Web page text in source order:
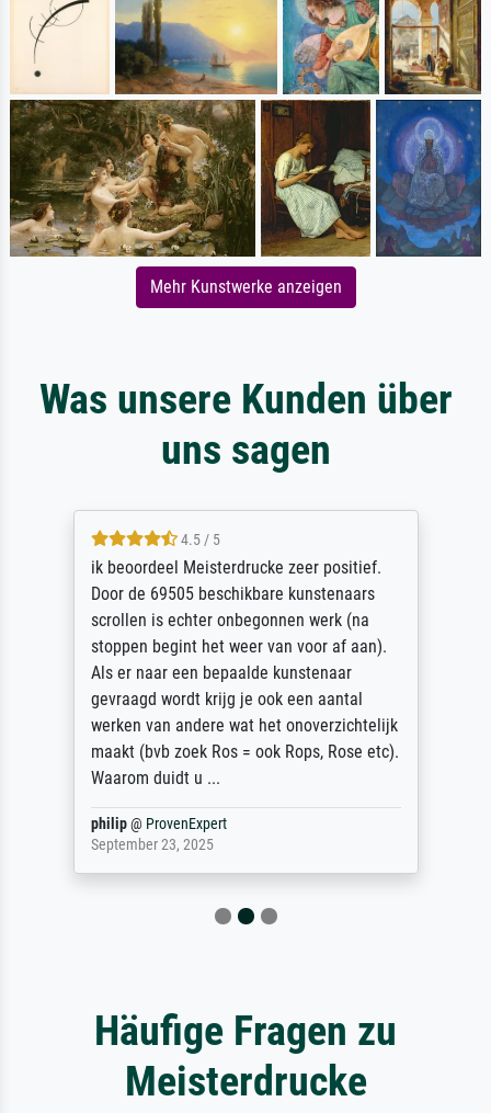
Mehr Kunstwerke anzeigen
Was unsere Kunden über
uns sagen
4.5 / 5
ik beoordeel Meisterdrucke zeer positief.
Door de 69505 beschikbare kunstenaars
scrollen is echter onbegonnen werk (na
stoppen begint het weer van voor af aan).
Als er naar een bepaalde kunstenaar
gevraagd wordt krijg je ook een aantal
werken van andere wat het onoverzichtelijk
maakt (bvb zoek Ros = ook Rops, Rose etc).
Waarom duidt u ...
philip@ ProvenExpert
September 23, 2025
Häufige Fragen zu
Meisterdrucke